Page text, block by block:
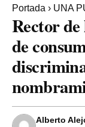
Portada › UNA
Rector
de
Alberto